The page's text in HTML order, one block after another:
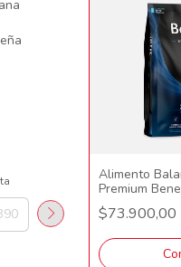
Alimento
Premium
Mordida
kG
$73.900,00